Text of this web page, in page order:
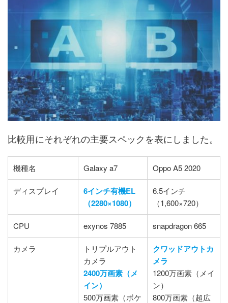
比較用にそれぞれの主要スペックを表にしました。
機種名 Galaxy a7 Oppo A5 2020
ディスプレイ
6インチ有機EL
（2280×1080）
6.5インチ
（1,600×720）
CPU exynos 7885 snapdragon 665
カメラ
トリプルアウト
カメラ
2400万画素（メ
イン）
500万画素（ボケ
クワッドアウトカ
メラ
1200万画素（メイ
ン）
800万画素（超広